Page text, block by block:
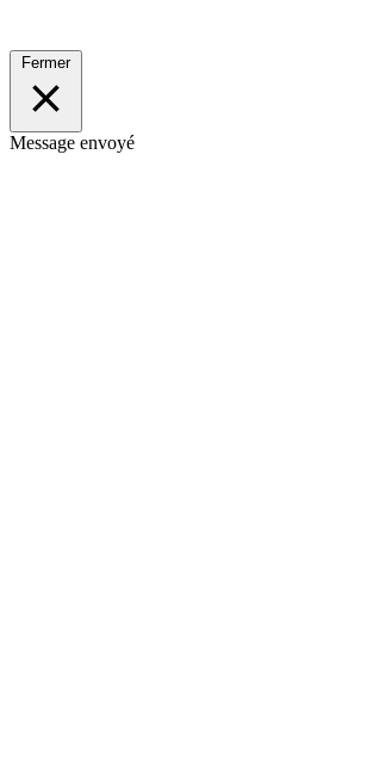
Fermer
Message envoyé